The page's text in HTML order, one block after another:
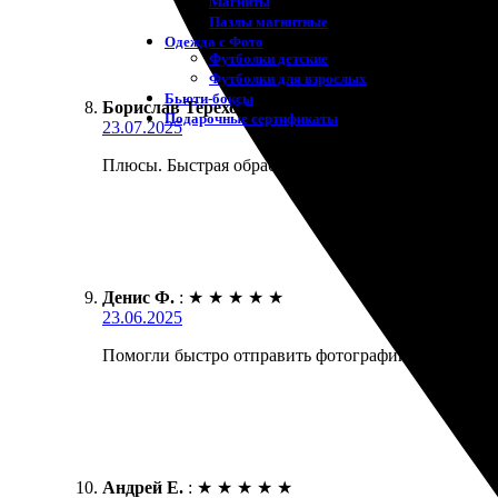
Пазлы магнитные
Одежда с Фото
Футболки детские
Футболки для взрослых
Бьюти-боксы
Подарочные сертификаты
Борислав Терехов :
23.07.2025
Плюсы. Быстрая обработка заказа, качество
Денис Ф. : ★ ★ ★ ★ ★
23.06.2025
Помогли быстро отправить фотографии. Заказал
Андрей Е. : ★ ★ ★ ★ ★